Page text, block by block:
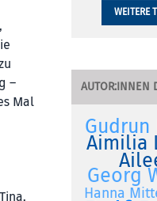
–
Mal
WEITERE
AUTOR:INNEN
Aimilia
Georg
Gudrun
Hanna